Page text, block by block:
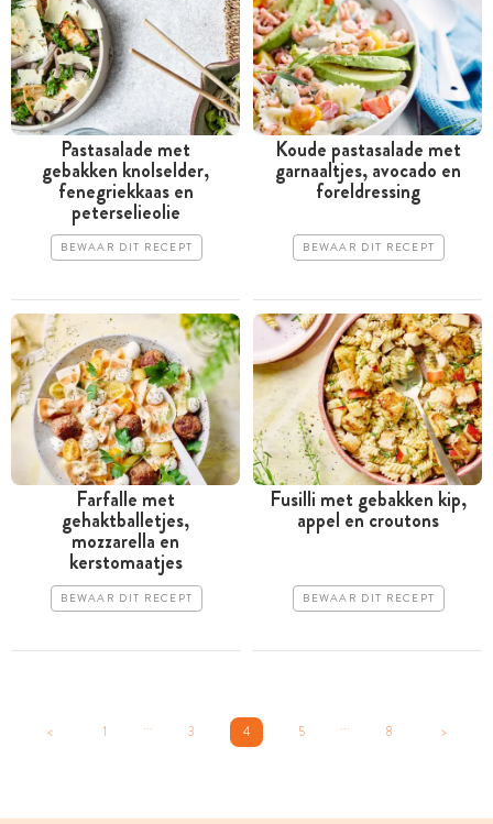
Pastasalade met
gebakken knolselder,
fenegriekkaas en
peterselieolie
BEWAAR DIT RECEPT
Koude pastasalade met
garnaaltjes, avocado en
foreldressing
BEWAAR DIT RECEPT
Farfalle met
gehaktballetjes,
mozzarella en
kerstomaatjes
BEWAAR DIT RECEPT
Fusilli met gebakken kip,
appel en croutons
BEWAAR DIT RECEPT
< 1 ... 3 4 5 ... 8 >